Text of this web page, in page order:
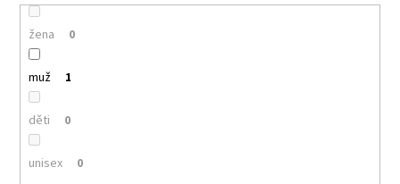
žena 0
muž 1
děti 0
unisex 0